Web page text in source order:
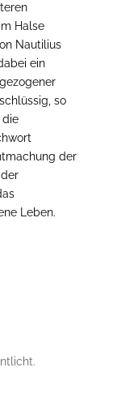
Halse
Nautilius
ein
so
die
der
Leben.